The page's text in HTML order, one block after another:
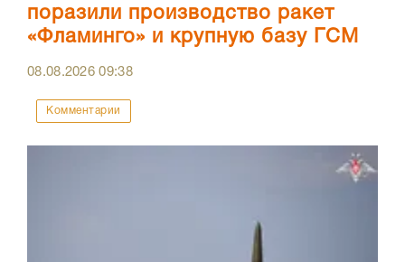
поразили производство ракет
«Фламинго» и крупную базу ГСМ
08.08.202609:38
Комментарии